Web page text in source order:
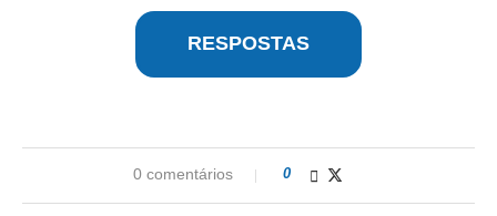
RESPOSTAS
0 comentários 0